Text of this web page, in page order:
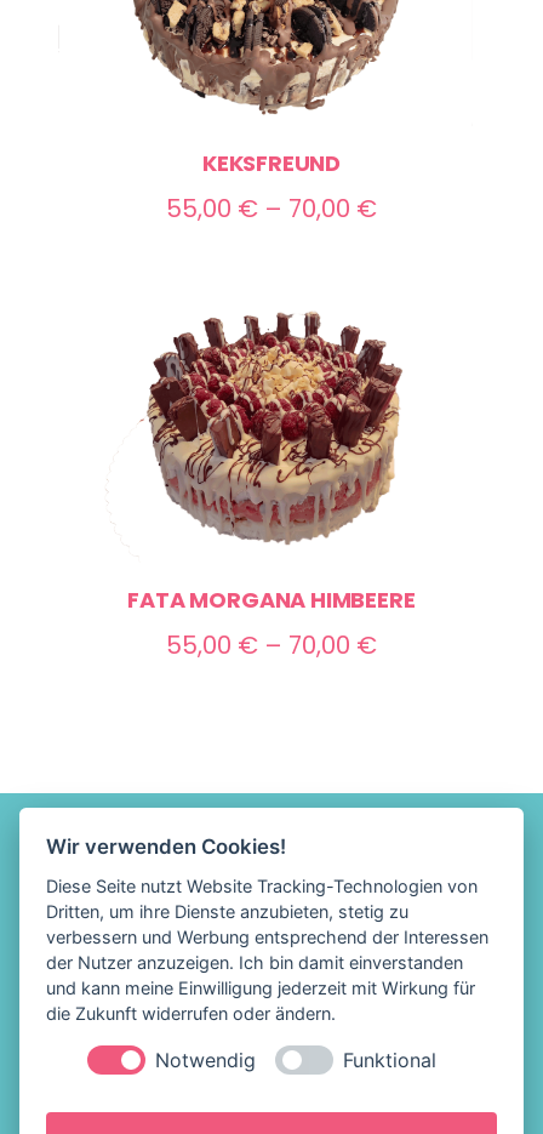
KEKSFREUND
55,00 € – 70,00 €Preisspanne:
FATA MORGANA HIMBEERE
55,00 € – 70,00 €Preisspanne:
Löffelhelden Eis &
Wir verwenden Cookies!
Diese Seite nutzt Website Tracking-Technologien von
Dritten, um ihre Dienste anzubieten, stetig zu
verbessern und Werbung entsprechend der Interessen
der Nutzer anzuzeigen. Ich bin damit einverstanden
und kann meine Einwilligung jederzeit mit Wirkung für
die Zukunft widerrufen oder ändern.
Notwendig Funktional